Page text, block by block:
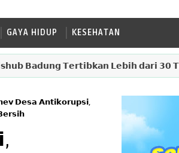
GAYA HIDUP KESEHATAN
𝗧𝗲𝗿𝘁𝗶𝗯𝗸𝗮𝗻 𝗟𝗲𝗯𝗶𝗵 𝗱𝗮𝗿𝗶 𝟯𝟬 𝗧𝗿𝘂𝗸
𝗗𝗲𝘀𝗮 𝗔𝗻𝘁𝗶𝗸𝗼𝗿𝘂𝗽𝘀𝗶,